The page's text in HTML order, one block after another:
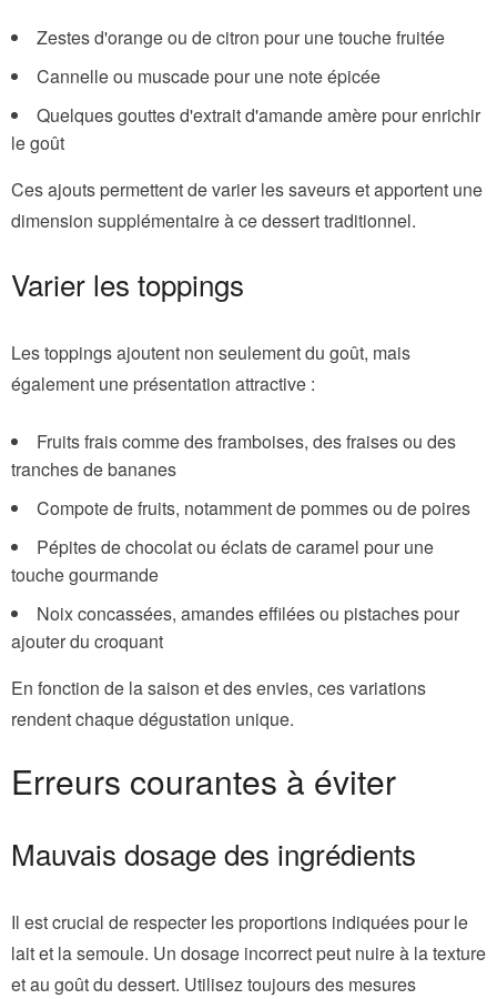
Zestes d'orange ou de citron pour une touche fruitée
Cannelle ou muscade pour une note épicée
Quelques gouttes d'extrait d'amande amère pour enrichir
le goût
Ces ajouts permettent de varier les saveurs et apportent une
dimension supplémentaire à ce dessert traditionnel.
Varier les toppings
Les toppings ajoutent non seulement du goût, mais
également une présentation attractive :
Fruits frais comme des framboises, des fraises ou des
tranches de bananes
Compote de fruits, notamment de pommes ou de poires
Pépites de chocolat ou éclats de caramel pour une
touche gourmande
Noix concassées, amandes effilées ou pistaches pour
ajouter du croquant
En fonction de la saison et des envies, ces variations
rendent chaque dégustation unique.
Erreurs courantes à éviter
Mauvais dosage des ingrédients
Il est crucial de respecter les proportions indiquées pour le
lait et la semoule. Un dosage incorrect peut nuire à la texture
et au goût du dessert. Utilisez toujours des mesures